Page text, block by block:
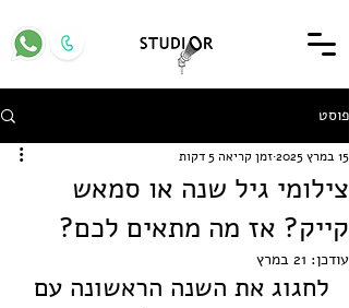
פוסט
צילומי גיל שנה או סמאש
קייק? אז מה מתאים לכם?
15 במרץ 2025 זמן קריאה 5 דקות
עודכן: 21 במרץ
לחגוג את השנה הראשונה עם